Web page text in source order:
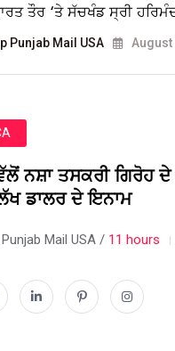
ਤੌਰ ‘ਤੇ ਸੱਚਖੰਡ ਸ੍ਰੀ
Punjab Mail USA August
ਨਸ਼ਾ ਤਸਕਰੀ ਗਿਰੋਹ
ਡਾਲਰ ਦੇ ਇਨਾਮ
Mail USA / 11 hours